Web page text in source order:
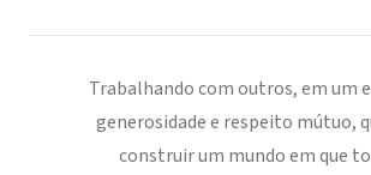
Trabalhando com outros, em um
generosidade e respeito mútuo,
construir um mundo em que